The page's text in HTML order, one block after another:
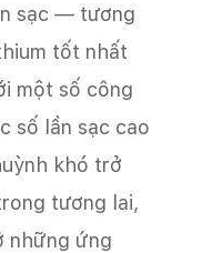
sạc — tương
tốt nhất
một số công
số lần sạc cao
khó trở
tương lai,
những ứng